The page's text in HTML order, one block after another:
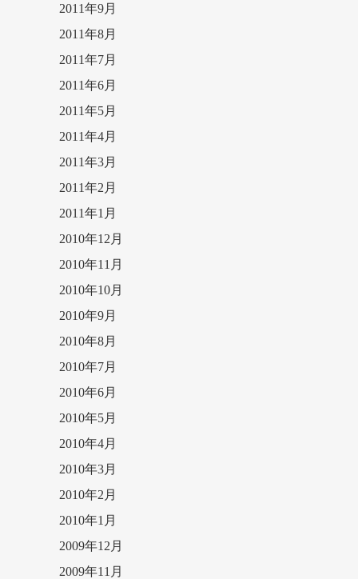
2011年9月
2011年8月
2011年7月
2011年6月
2011年5月
2011年4月
2011年3月
2011年2月
2011年1月
2010年12月
2010年11月
2010年10月
2010年9月
2010年8月
2010年7月
2010年6月
2010年5月
2010年4月
2010年3月
2010年2月
2010年1月
2009年12月
2009年11月